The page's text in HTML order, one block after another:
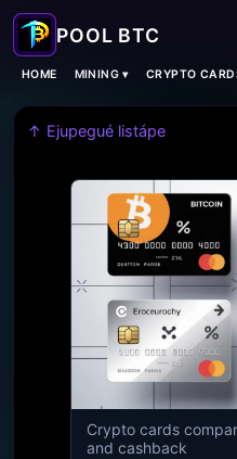
HOME MINING ▾ CRYPTO
↑ Ejupegué listápe
Crypto cards
and cashback